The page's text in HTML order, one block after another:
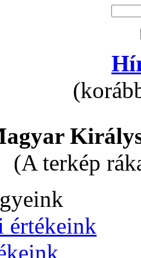
(A terkép
értékeink